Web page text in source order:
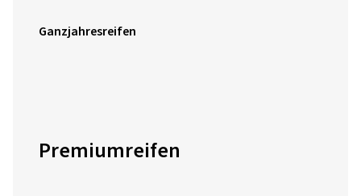
Ganzjahresreifen
Premiumreifen